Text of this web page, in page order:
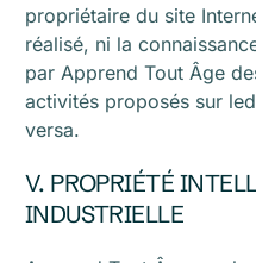
propriétaire du site
réalisé, ni la
par Apprend Tout Âge
activités proposés sur
versa.
V. PROPRIÉTÉ
INDUSTRIELLE